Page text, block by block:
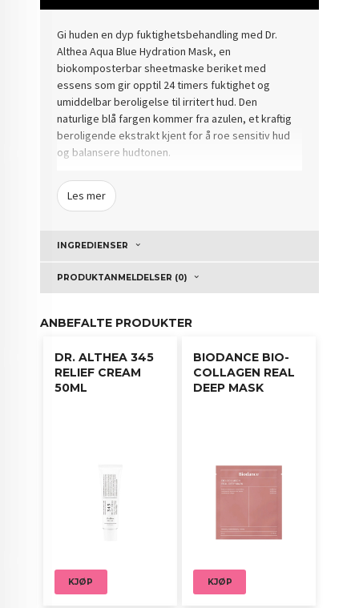
Gi huden en dyp fuktighetsbehandling med Dr.
Althea Aqua Blue Hydration Mask, en
biokomposterbar sheetmaske beriket med
essens som gir opptil 24 timers fuktighet og
umiddelbar beroligelse til irritert hud. Den
naturlige blå fargen kommer fra azulen, et kraftig
beroligende ekstrakt kjent for å roe sensitiv hud
og balansere hudtonen.
Masken inneholder tanninrik eikebarkekstrakt som
hjelper til med å rense og detoxe huden, redusere
ingredienser etterlater den huden frisk, glødende
Perfekt for deg med tørr, sensitiv eller stresset
lindring. Dermatologisk testet og laget med
Bruksanvisning:
Legg den jevnt over ansiktet.
La virke i 10–15 minutter.
absorpsjon.
Gir en umiddelbar følelse av friskhet, ro og varig
Les mer
INGREDIENSER
PRODUKTANMELDELSER (0)
ANBEFALTE PRODUKTER
DR. ALTHEA 345
RELIEF CREAM
50ML
KJØP
BIODANCE BIO-
COLLAGEN REAL
DEEP MASK
KJØP